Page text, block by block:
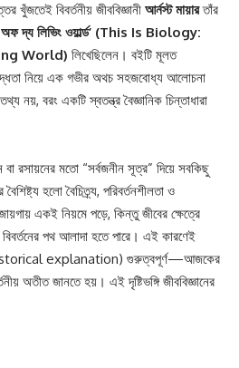
খুঁজতেই বিবর্তনীয় জীববিজ্ঞানী আর্নস্ট মায়ারতাঁর
অফ দ্য লিভিং ওয়ার্ল্ড’ (This Is Biology:
World) লিখেছিলেন। বইটি মূলত
নিয়ে এক গভীর অথচ সহজবোধ্য আলোচনা
নয়, বরং একটি স্বতন্ত্র বৈজ্ঞানিক চিন্তাধারা
বা রসায়নের মতো “সর্বজনীন সূত্র” দিয়ে সবকিছু
হলো বৈচিত্র্য, পরিবর্তনশীলতা ও
একই নিয়মে পড়ে, কিন্তু জীবের ক্ষেত্রে
পথ আলাদা হতে পারে। এই কারণেই
explanation) গুরুত্বপূর্ণ—আজকের
অতীত জানতে হয়। এই দৃষ্টিভঙ্গি জীববিজ্ঞানের